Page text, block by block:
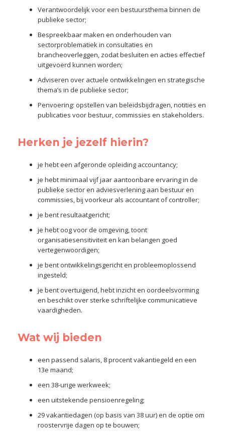
Verantwoordelijk voor een bestuursthema binnen de
publieke sector;
Bespreekbaar maken en onderhouden van
sectorproblematiek in consultaties en
brancheoverleggen, zodat besluiten en acties effectief
uitgevoerd kunnen worden;
Adviseren over actuele ontwikkelingen en strategische
thema’s in de publieke sector;
Penvoering: opstellen van beleidsbijdragen, notities en
publicaties voor bestuur, commissies en stakeholders.
Herken je jezelf hierin?
je hebt een afgeronde opleiding accountancy;
je hebt minimaal vijf jaar aantoonbare ervaring in de
publieke sector en adviesverlening aan bestuur en
commissies, bij voorkeur als accountant of controller;
je bent resultaatgericht;
je hebt oog voor de omgeving, toont
organisatiesensitiviteit en kan belangen goed
vertegenwoordigen;
je bent ontwikkelingsgericht en probleemoplossend
ingesteld;
je bent overtuigend, hebt inzicht en oordeelsvorming
en beschikt over sterke schriftelijke communicatieve
vaardigheden.
Wat wij bieden
een passend salaris, 8 procent vakantiegeld en een
13e maand;
een 38-urige werkweek;
een uitstekende pensioenregeling;
29 vakantiedagen (op basis van 38 uur) en de optie om
roostervrije dagen op te bouwen;